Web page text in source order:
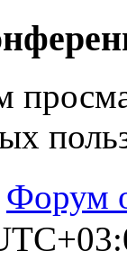
Форум